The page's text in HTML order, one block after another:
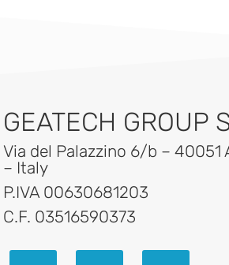
GEATECH GROUP
Via del Palazzino 6/b – 40051
– Italy
P.IVA 00630681203
C.F. 03516590373